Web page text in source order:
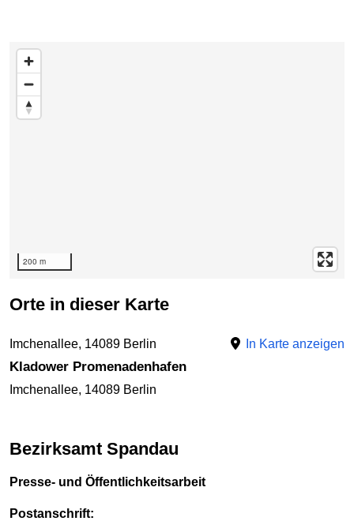
zur Teaserliste mit den enthaltenen Adressen unter der
Karte springen
200 m
Orte in dieser Karte
Imchenallee, 14089 Berlin In Karte anzeigen
Kladower Promenadenhafen
Imchenallee, 14089 Berlin
Bezirksamt Spandau
Presse- und Öffentlichkeitsarbeit
Postanschrift: